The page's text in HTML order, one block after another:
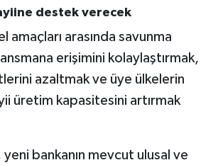
destek verecek
amaçları arasında savunma
erişimini kolaylaştırmak,
azaltmak ve üye ülkelerin
üretim kapasitesini artırmak
yeni bankanın mevcut ulusal ve